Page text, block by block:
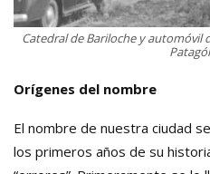
Catedral de Bariloche y automóvil
Orígenes del nombre
El nombre de nuestra ciudad
los primeros años de su